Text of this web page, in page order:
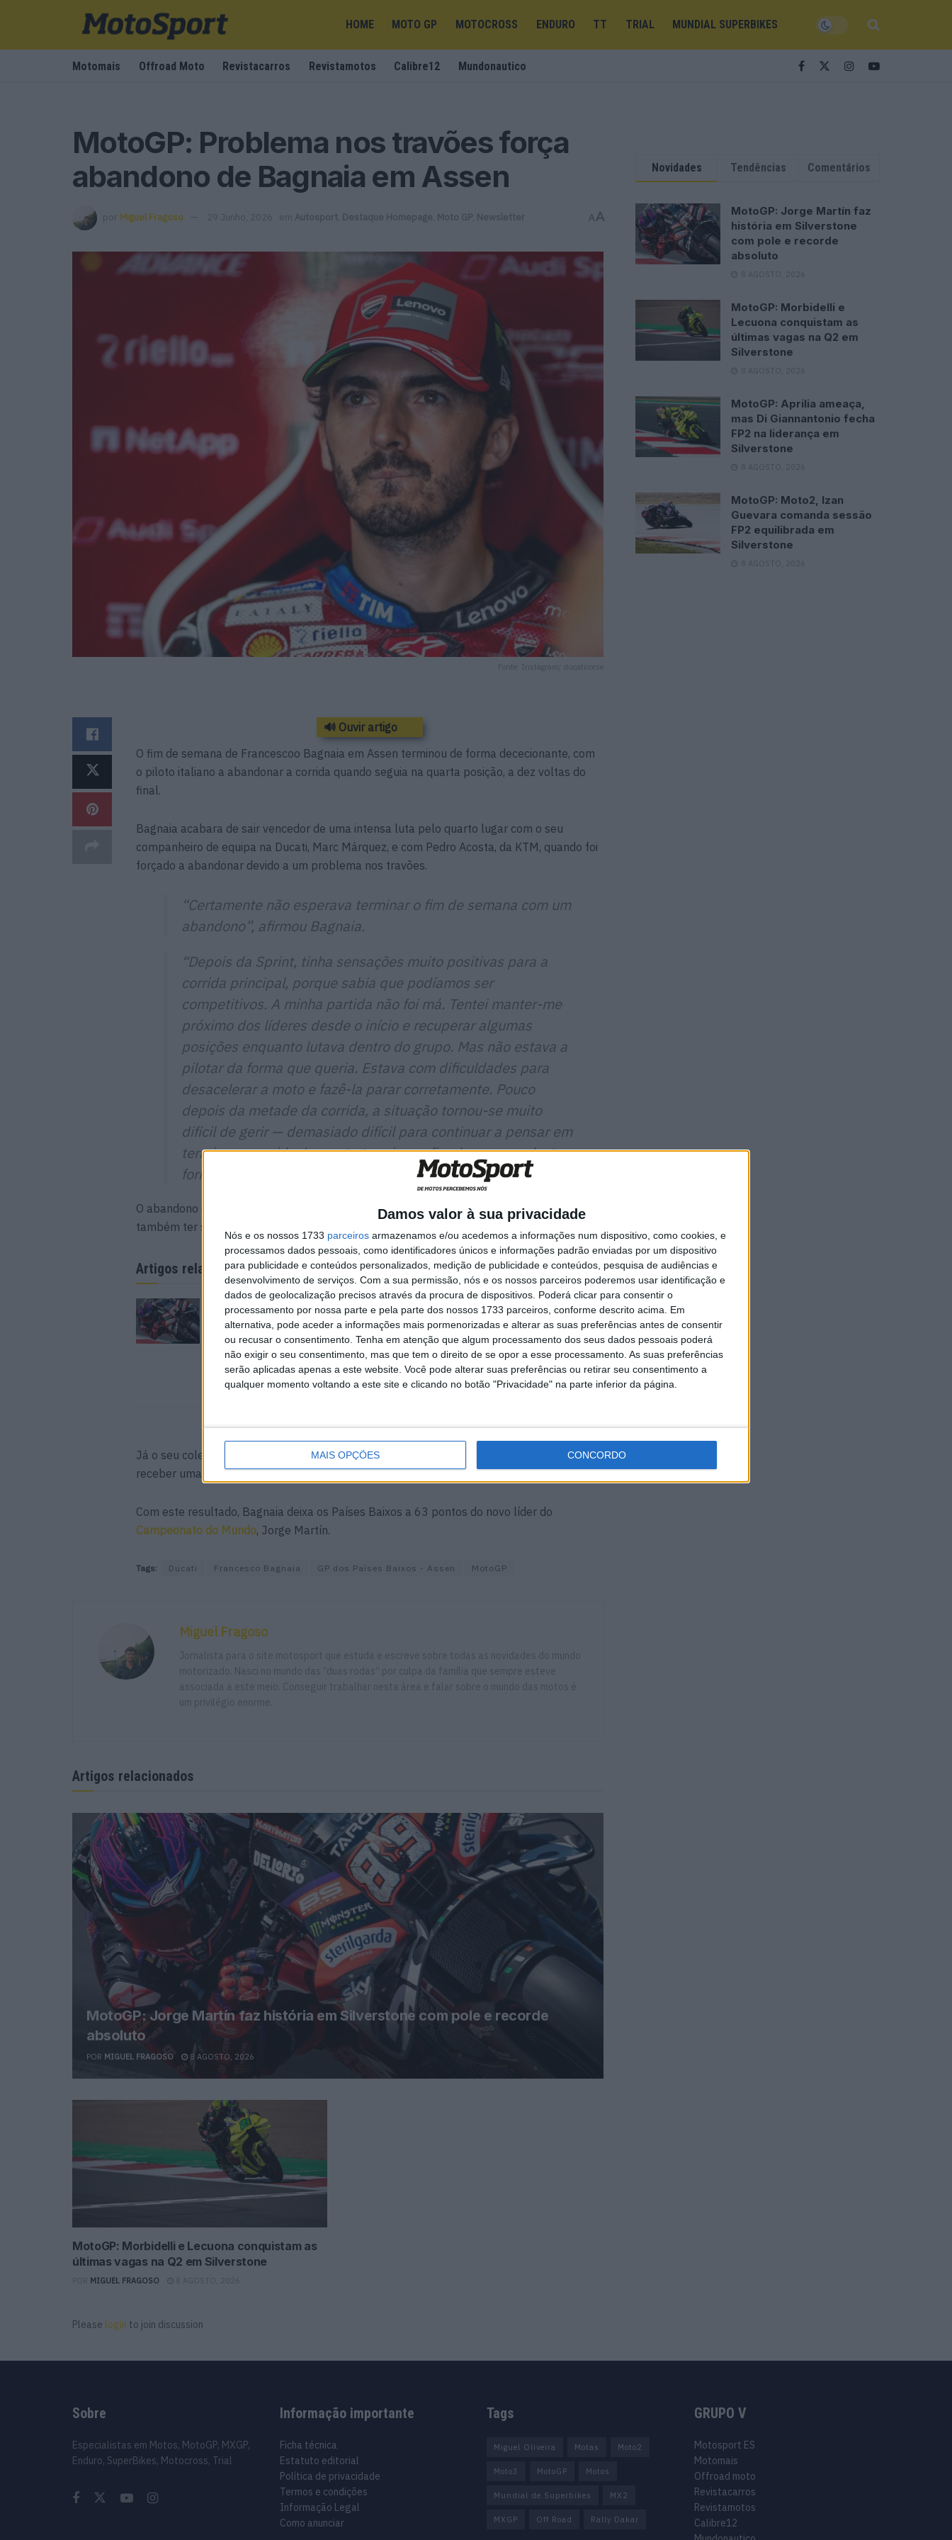
Damos valor à sua privacidade
Nós e os nossos 1733 parceiros armazenamos e/ou acedemos a informações num dispositivo, como cookies, e
processamos dados pessoais, como identificadores únicos e informações padrão enviadas por um dispositivo
para publicidade e conteúdos personalizados, medição de publicidade e conteúdos, pesquisa de audiências e
desenvolvimento de serviços. Com a sua permissão, nós e os nossos parceiros poderemos usar identificação e
dados de geolocalização precisos através da procura de dispositivos. Poderá clicar para consentir o
processamento por nossa parte e pela parte dos nossos 1733 parceiros, conforme descrito acima. Em
alternativa, pode aceder a informações mais pormenorizadas e alterar as suas preferências antes de consentir
ou recusar o consentimento. Tenha em atenção que algum processamento dos seus dados pessoais poderá
não exigir o seu consentimento, mas que tem o direito de se opor a esse processamento. As suas preferências
serão aplicadas apenas a este website. Você pode alterar suas preferências ou retirar seu consentimento a
qualquer momento voltando a este site e clicando no botão "Privacidade" na parte inferior da página.
MAIS OPÇÕES CONCORDO
HOME MOTO GP MOTOCROSS ENDURO TT TRIAL MUNDIAL SUPERBIKES
Motomais Offroad Moto Revistacarros Revistamotos Calibre12 Mundonautico
MotoGP: Problema nos travões força
abandono de Bagnaia em Assen
por Miguel Fragoso 29 Junho, 2026 em Autosport Destaque Homepage Moto GP Newsletter AA
Fonte: Instagram/ ducaticorse
🔊 Ouvir artigo
O fim de semana de Francescoo Bagnaia em Assen terminou de forma dececionante, com
o piloto italiano a abandonar a corrida quando seguia na quarta posição, a dez voltas do
final.
Bagnaia acabara de sair vencedor de uma intensa luta pelo quarto lugar com o seu
companheiro de equipa na Ducati, Marc Márquez, e com Pedro Acosta, da KTM, quando foi
forçado a abandonar devido a um problema nos travões.
“Certamente não esperava terminar o fim de semana com um
abandono”, afirmou Bagnaia.
“Depois da Sprint, tinha sensações muito positivas para a
corrida principal, porque sabia que podíamos ser
competitivos. A minha partida não foi má. Tentei manter-me
próximo dos líderes desde o início e recuperar algumas
posições enquanto lutava dentro do grupo. Mas não estava a
pilotar da forma que queria. Estava com dificuldades para
desacelerar a moto e fazê-la parar corretamente. Pouco
depois da metade da corrida, a situação tornou-se muito
difícil de gerir — demasiado difícil para continuar a pensar em
terminar a corrida. Lamento terminar o fim de semana desta
forma, especialmente aqui em Assen.”
O abandono de Bagnaia aconteceu apenas algumas voltas depois de Pedro Acosta
também ter sido forçado a desistir, devido à perda de sensibilidade na mão direita.
Artigos relacionados
MotoGP: Jorge Martín faz
história em Silverstone com
pole e recorde absoluto
MotoGP: Morbidelli e
Lecuona conquistam as
últimas vagas na Q2 em
Silverstone
8 AGOSTO, 2026
Já o seu colega de equipa, Marc Márquez, terminou a corrida na sétima posição, depois de
receber uma penalização de uma posição.
Com este resultado, Bagnaia deixa os Países Baixos a 63 pontos do novo líder do
Campeonato do Mundo, Jorge Martín.
Tags: Ducati Francesco Bagnaia GP dos Países Baixos - Assen MotoGP
Miguel Fragoso
Jornalista para o site motosport que estuda e escreve sobre todas as novidades do mundo
motorizado. Nasci no mundo das “duas rodas” por culpa da família que sempre esteve
associada a este meio. Conseguir trabalhar nesta área e falar sobre o mundo das motos é
um privilégio enorme.
Artigos relacionados
MotoGP: Jorge Martín faz história em Silverstone com pole e recorde
absoluto
POR MIGUEL FRAGOSO 8 AGOSTO, 2026
MotoGP: Morbidelli e Lecuona conquistam as
últimas vagas na Q2 em Silverstone
MIGUEL FRAGOSO 8 AGOSTO, 2026
Please login to join discussion
Novidades Tendências Comentários
MotoGP: Jorge Martín faz
história em Silverstone
com pole e recorde
absoluto
8 AGOSTO, 2026
MotoGP: Morbidelli e
Lecuona conquistam as
últimas vagas na Q2 em
Silverstone
8 AGOSTO, 2026
MotoGP: Aprilia ameaça,
mas Di Giannantonio fecha
FP2 na liderança em
Silverstone
8 AGOSTO, 2026
MotoGP: Moto2, Izan
Guevara comanda sessão
FP2 equilibrada em
Silverstone
8 AGOSTO, 2026
Sobre
Especialistas em Motos, MotoGP, MXGP,
Enduro, SuperBikes, Motocross, Trial
Informação importante
Ficha técnica
Estatuto editorial
Política de privacidade
Termos e condições
Informação Legal
Como anunciar
Tags
Miguel Oliveira Motas Moto2
Moto3 MotoGP Motos
Mundial de Superbikes MX2
MXGP Off Road Rally Dakar
GRUPO V
Motosport ES
Motomais
Offroad moto
Revistacarros
Revistamotos
Calibre12